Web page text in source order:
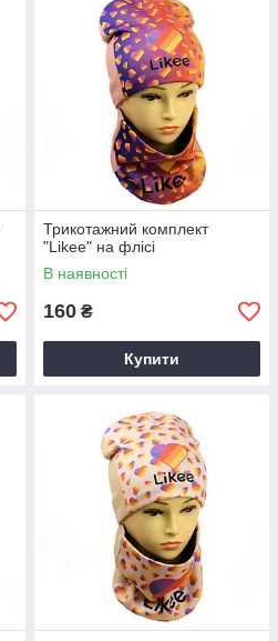
Трикотажний комплект
"Likee" на флісі
В наявності
160 ₴
Купити